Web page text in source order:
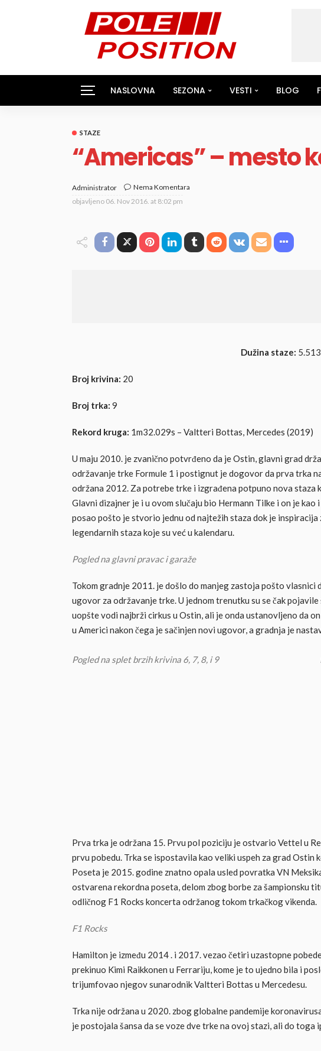
NASLOVNA SEZONA VESTI BLOG
STAZE
“Americas” – mesto
Administrator
Nema Komentara
objavljeno 06. Nov 2016. at 8:02 pm
Dužina staze:
Broj krivina: 20
Broj trka: 9
Rekord kruga: 1m32.029s – Valtteri Bottas, Mercedes (2019)
U maju 2010. je zvanično potvrđeno da je Ostin, glavni grad
održavanje trke Formule 1 i postignut je dogovor da prva trka
održana 2012. Za potrebe trke i izgrađena potpuno nova staza
Glavni dizajner je i u ovom slučaju bio Hermann Tilke i on je
posao pošto je stvorio jednu od najtežih staza dok je
legendarnih staza koje su već u kalendaru.
Pogled na glavni pravac i garaže
Tokom gradnje 2011. je došlo do manjeg zastoja pošto
ugovor za održavanje trke. U jednom trenutku su se čak
uopšte vodi najbrži cirkus u Ostin, ali je onda ustanovljeno da
u Americi nakon čega je sačinjen novi ugovor, a gradnja je
Pogled na splet brzih krivina 6, 7, 8, i 9
Prva trka je održana 15. Prvu pol poziciju je ostvario Vettel u
prvu pobedu. Trka se ispostavila kao veliki uspeh za grad Ostin
Poseta je 2015. godine znatno opala usled povratka VN
ostvarena rekordna poseta, delom zbog borbe za šampionsku
odličnog F1 Rocks koncerta održanog tokom trkačkog vikenda.
F1 Rocks
Hamilton je između 2014 . i 2017. vezao četiri uzastopne
prekinuo Kimi Raikkonen u Ferrariju, kome je to ujedno bila i
trijumfovao njegov sunarodnik Valtteri Bottas u Mercedesu.
Trka nije održana u 2020. zbog globalne pandemije
je postojala šansa da se voze dve trke na ovoj stazi, ali do toga